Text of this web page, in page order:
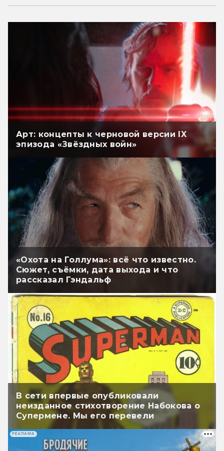
Арт: концепты к черновой версии IX
эпизода «Звёздных войн»
«Охота на Голлума»: всё что известно.
Сюжет, съёмки, дата выхода и что
рассказал Гэндальф
В сети впервые опубликовали
неизданное стихотворение Набокова о
Супермене. Мы его перевели
РЕКЛАМА